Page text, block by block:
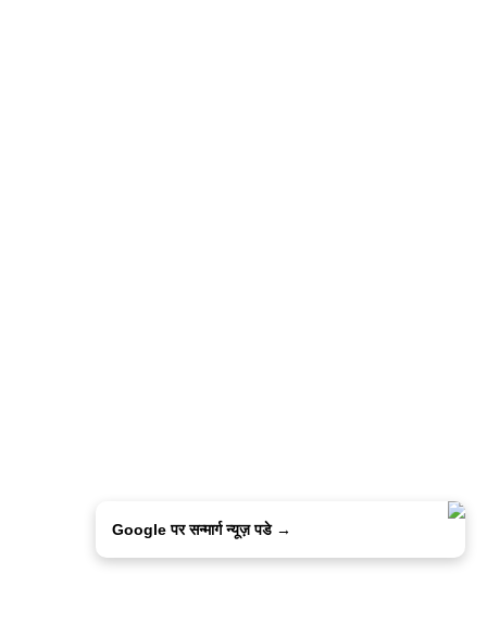
Google पर सन्मार्ग न्यूज़ पडे →